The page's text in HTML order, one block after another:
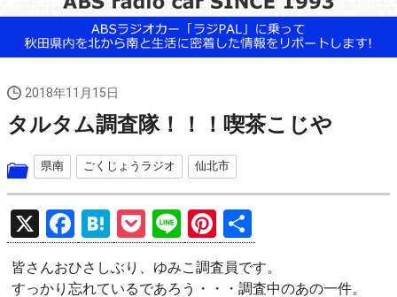
2018年11月15日
タルタム調査隊！！！喫茶こじや
県南 ごくじょうラジオ 仙北市
X
F
a
ce
H
at
e
P
o
ck
Li
n
e
Pi
nt
er
有
皆さんおひさしぶり、ゆみこ調査員です。
すっかり忘れているであろう・・・調査中のあの一件。